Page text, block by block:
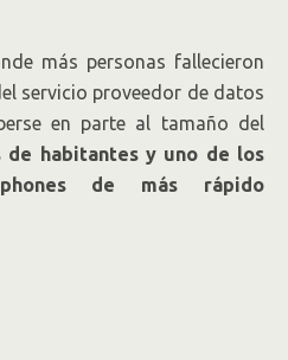
más personas fallecieron
servicio proveedor de datos
en parte al tamaño del
de habitantes y uno de los
de más rápido